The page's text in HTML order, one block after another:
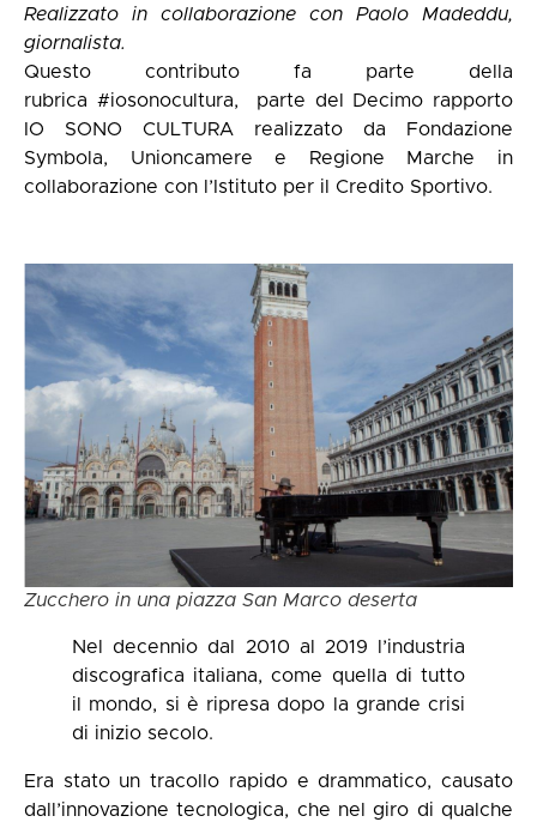
Realizzato in collaborazione con Paolo Madeddu,
giornalista.
Questo contributo fa parte della
rubrica #iosonocultura, parte del Decimo rapporto
IO SONO CULTURA realizzato da Fondazione
Symbola, Unioncamere e Regione Marche in
collaborazione con l’Istituto per il Credito Sportivo.
Zucchero in una piazza San Marco deserta
Nel decennio dal 2010 al 2019 l’industria
discografica italiana, come quella di tutto
il mondo, si è ripresa dopo la grande crisi
di inizio secolo.
Era stato un tracollo rapido e drammatico, causato
dall’innovazione tecnologica, che nel giro di qualche